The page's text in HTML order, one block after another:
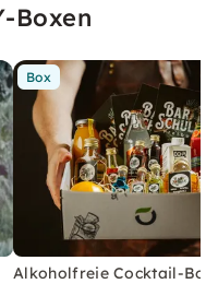
Boxen
Box
Alkoholfreie Cocktail-Box